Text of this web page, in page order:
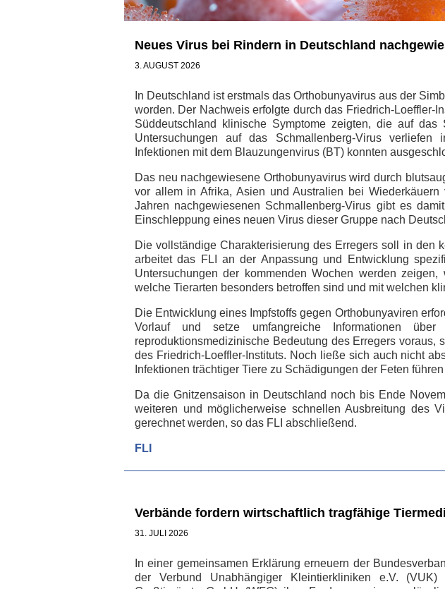
Neues Virus bei Rindern in Deutschland
3. AUGUST 2026
In Deutschland ist erstmals das Orthobunyavirus aus der
worden. Der Nachweis erfolgte durch das Friedrich-Loeffler-
Süddeutschland klinische Symptome zeigten, die auf das
Untersuchungen auf das Schmallenberg-Virus
Infektionen mit dem Blauzungenvirus (BT) konnten
Das neu nachgewiesene Orthobunyavirus wird durch
vor allem in Afrika, Asien und Australien bei
Jahren nachgewiesenen Schmallenberg-Virus gibt es
Einschleppung eines neuen Virus dieser Gruppe nach
Die vollständige Charakterisierung des Erregers soll in den
arbeitet das FLI an der Anpassung und Entwicklung
Untersuchungen der kommenden Wochen werden
welche Tierarten besonders betroffen sind und mit welchen
Die Entwicklung eines Impfstoffs gegen Orthobunyaviren
Vorlauf und setze umfangreiche Informationen
reproduktionsmedizinische Bedeutung des Erregers voraus,
des Friedrich-Loeffler-Instituts. Noch ließe sich auch nicht
Infektionen trächtiger Tiere zu Schädigungen der Feten
Da die Gnitzensaison in Deutschland noch bis Ende
weiteren und möglicherweise schnellen Ausbreitung des
gerechnet werden, so das FLI abschließend.
FLI
Verbände fordern wirtschaftlich tragfähige
31. JULI 2026
In einer gemeinsamen Erklärung erneuern der
der Verbund Unabhängiger Kleintierkliniken e.V.